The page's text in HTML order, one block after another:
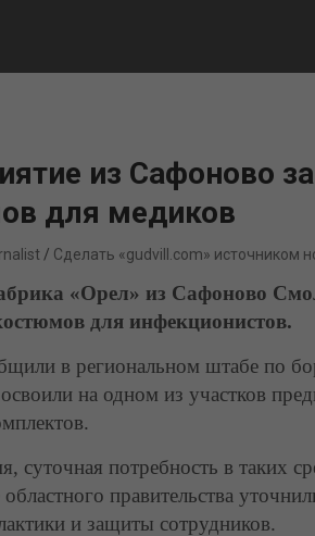
из Сафоново
для медиков
Сделать «gudvill.com» источником
«Орел» из Сафоново
для инфекционистов.
в региональном штабе по
на одном из участков
суточная потребность в таких
областного правительства
и защиты сотрудников.